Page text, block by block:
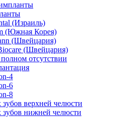
(Израиль)
(Южная Корея)
(Швейцария)
(Швейцария)
отсутствии
4
6
8
верхней челюсти
зубов нижней челюсти